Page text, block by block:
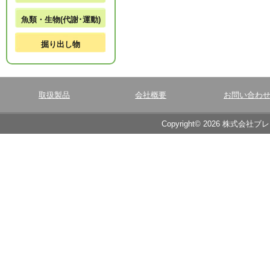
魚類・生物(代謝･運動)
掘り出し物
取扱製品 会社概要 お問い合わせ
Copyright© 2026 株式会社ブ